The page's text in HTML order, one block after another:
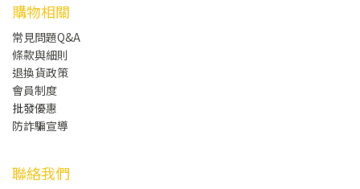
購物相關
常見問題Q&A
條款與細則
退換貨政策
會員制度
批發優惠
防詐騙宣導
聯絡我們